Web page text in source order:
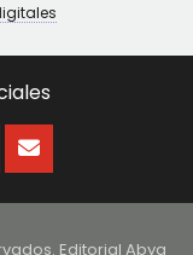
Editorial Abya